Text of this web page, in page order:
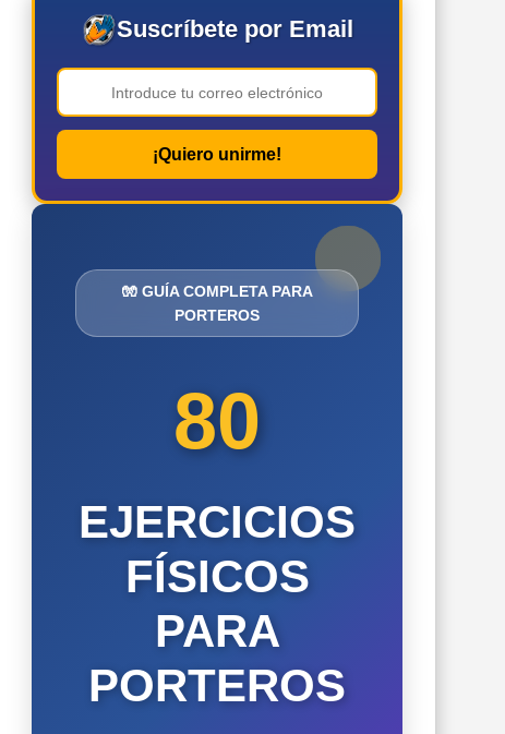
Suscríbete por Email
¡Quiero unirme!
🧤 GUÍA COMPLETA PARA
PORTEROS
80
EJERCICIOS
FÍSICOS
PARA
PORTEROS